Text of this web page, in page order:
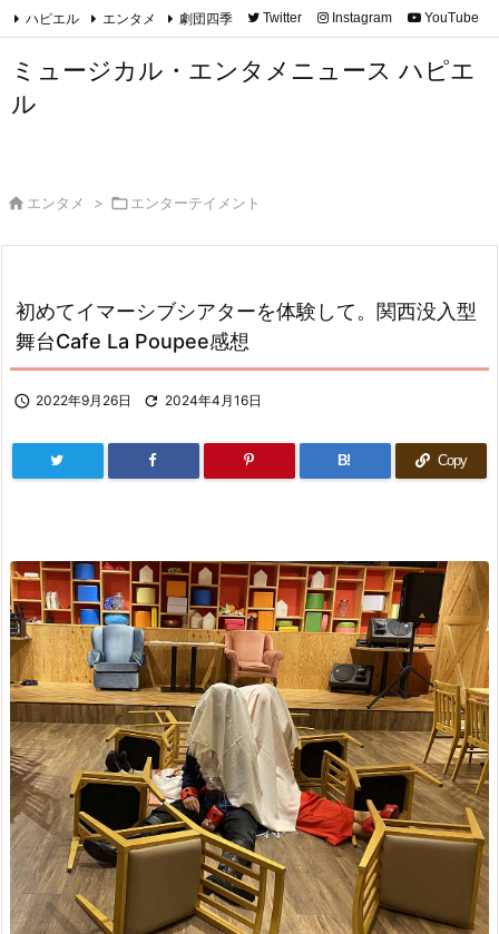
ハピエル エンタメ 劇団四季 Twitter Instagram YouTube
ミュージカル・エンタメニュース ハピエ
ル
 エンタメ >  エンターテイメント
初めてイマーシブシアターを体験して。関西没入型
舞台Cafe La Poupee感想
 2022年9月26日  2024年4月16日
B! Copy